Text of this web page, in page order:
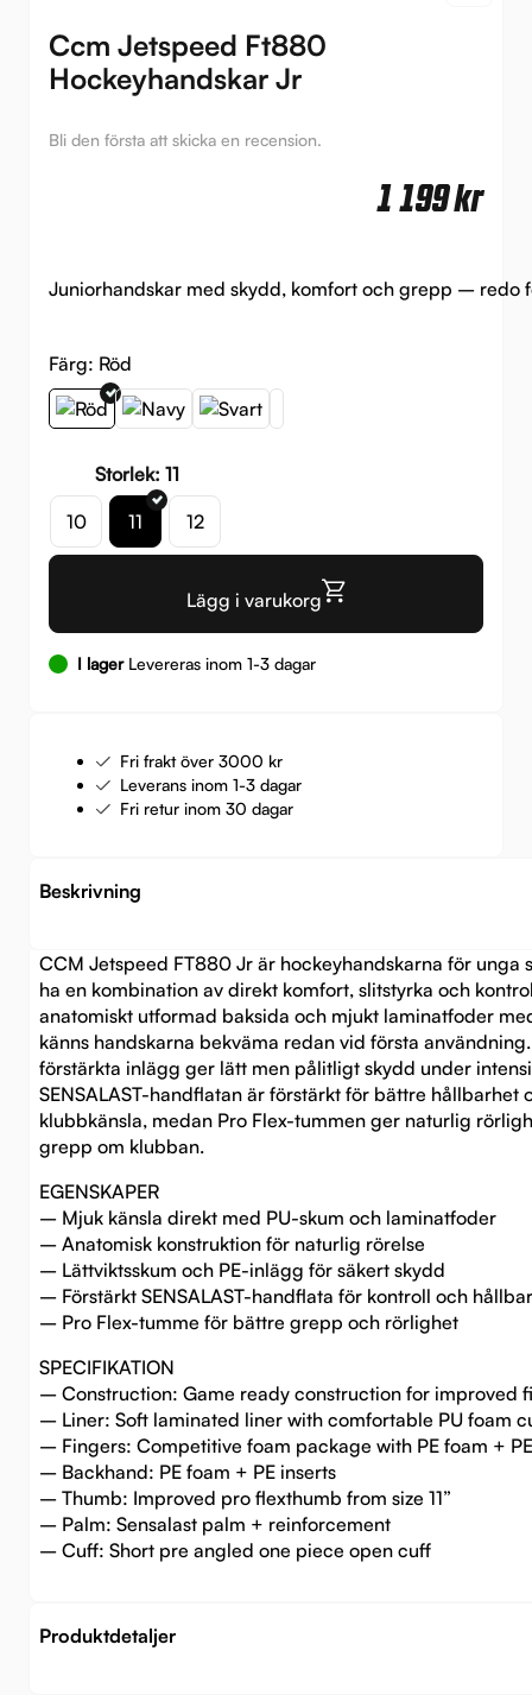
Ccm Jetspeed Ft880
Hockeyhandskar Jr
Bli den första att skicka en recension.
1 199kr
Juniorhandskar med skydd, komfort och grepp – redo
Färg: Röd
Storlek: 11
10
11 12
Lägg i varukorg
I lagerLevereras inom 1-3 dagar
Fri frakt över 3000 kr
Leverans inom 1-3 dagar
Fri retur inom 30 dagar
Beskrivning
CCM Jetspeed FT880 Jr är hockeyhandskarna för unga
ha en kombination av direkt komfort, slitstyrka och
anatomiskt utformad baksida och mjukt laminatfoder
känns handskarna bekväma redan vid första
förstärkta inlägg ger lätt men pålitligt skydd under
SENSALAST-handflatan är förstärkt för bättre hållbarhet
klubbkänsla, medan Pro Flex-tummen ger naturlig
grepp om klubban.
EGENSKAPER
– Mjuk känsla direkt med PU-skum och laminatfoder
– Anatomisk konstruktion för naturlig rörelse
– Lättviktsskum och PE-inlägg för säkert skydd
– Förstärkt SENSALAST-handflata för kontroll och
– Pro Flex-tumme för bättre grepp och rörlighet
SPECIFIKATION
– Construction: Game ready construction for improved
– Liner: Soft laminated liner with comfortable PU foam
– Fingers: Competitive foam package with PE foam +
– Backhand: PE foam + PE inserts
– Thumb: Improved pro flexthumb from size 11”
– Palm: Sensalast palm + reinforcement
– Cuff: Short pre angled one piece open cuff
Produktdetaljer